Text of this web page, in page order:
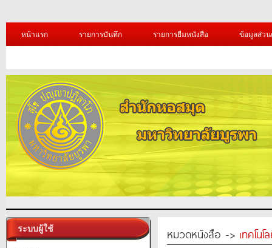
หน้าแรก รายการบันทึก รายการยืมหนังสือ ข้อมูลส่ว
ระบบผู้ใช้ หมวดหนังสือ -> เทคโน